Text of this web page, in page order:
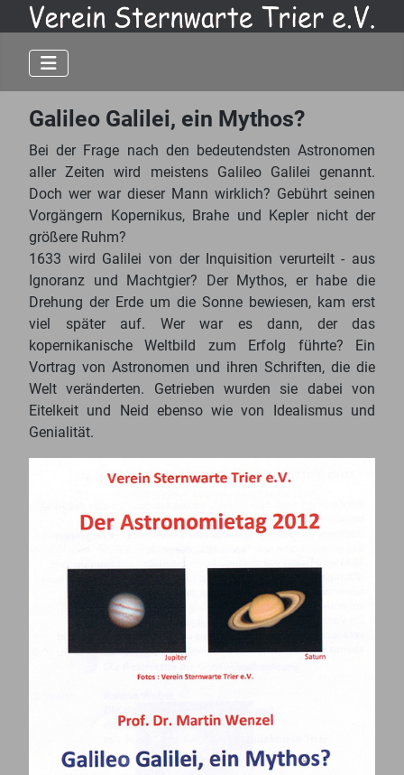
Galileo Galilei, ein Mythos?
Bei der Frage nach den bedeutendsten Astronomen
aller Zeiten wird meistens Galileo Galilei genannt.
Doch wer war dieser Mann wirklich? Gebührt seinen
Vorgängern Kopernikus, Brahe und Kepler nicht der
größere Ruhm?
1633 wird Galilei von der Inquisition verurteilt - aus
Ignoranz und Machtgier? Der Mythos, er habe die
Drehung der Erde um die Sonne bewiesen, kam erst
viel später auf. Wer war es dann, der das
kopernikanische Weltbild zum Erfolg führte? Ein
Vortrag von Astronomen und ihren Schriften, die die
Welt veränderten. Getrieben wurden sie dabei von
Eitelkeit und Neid ebenso wie von Idealismus und
Genialität.